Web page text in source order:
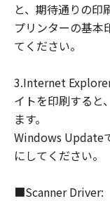
と、期待通りの印
プリンターの基本
てください。
3.Internet
イトを印刷すると
ます。
Windows Update
にしてください。
■Scanner Driver: